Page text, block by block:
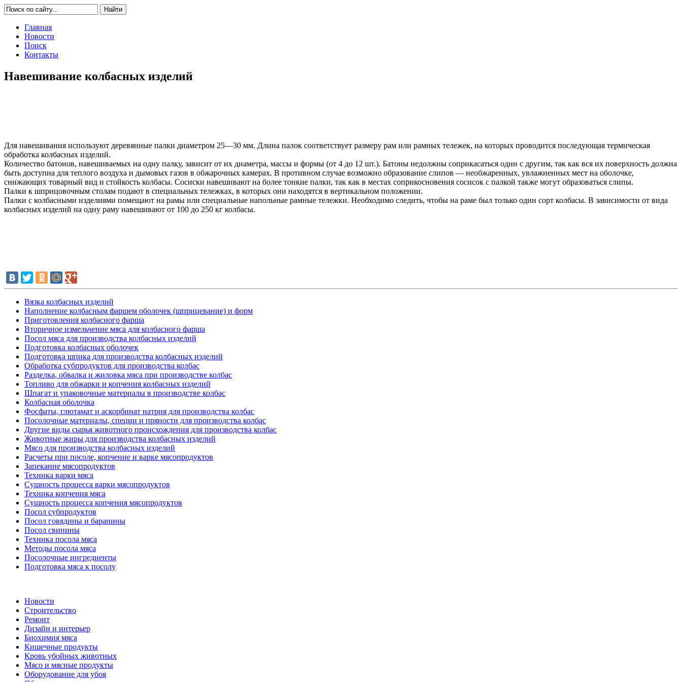
Главная
Новости
Поиск
Контакты
Навешивание колбасных изделий
Для навешивания используют деревянные палки диаметром 25—30 мм. Длина палок соответствует размеру рам или рамных тележек, на которых проводится последующая термическая
обработка колбасных изделий.
Количество батонов, навешиваемых на одну палку, зависит от их диаметра, массы и формы (от 4 до 12 шт.). Батоны недолжны соприкасаться один с другим, так как вся их поверхность должна
быть доступна для теплого воздуха и дымовых газов в обжарочных камерах. В противном случае возможно образование слипов — необжаренных, увлажненных мест на оболочке,
снижающих товарный вид и стойкость колбасы. Сосиски навешивают на более тонкие палки, так как в местах соприкосновения сосисок с палкой также могут образоваться слипы.
Палки к шприцовочным столам подают в специальных тележках, в которых они находятся в вертикальном положении.
Палки с колбасными изделиями помещают на рамы или специальные напольные рамные тележки. Необходимо следить, чтобы на раме был только один сорт колбасы. В зависимости от вида
колбасных изделий на одну раму навешивают от 100 до 250 кг колбасы.
Вязка колбасных изделий
Наполнение колбасным фаршем оболочек (шприцевание) и форм
Приготовления колбасного фарша
Вторичное измельчение мяса для колбасного фарша
Посол мяса для производства колбасных изделий
Подготовка колбасных оболочек
Подготовка шпика для производства колбасных изделий
Обработка субпродуктов для производства колбас
Разделка, обвалка и жиловка мяса при производстве колбас
Топливо для обжарки и копчения колбасных изделий
Шпагат и упаковочные материалы в производстве колбас
Колбасная оболочка
Фосфаты, глютамат и аскорбинат натрия для производства колбас
Посолочные материалы, специи и пряности для производства колбас
Другие виды сырья животного происхождения для производства колбас
Животные жиры для производства колбасных изделий
Мясо для производства колбасных изделий
Расчеты при посоле, копчение и варке мясопродуктов
Запекание мясопродуктов
Техника варки мяса
Сущность процесса варки мясопродуктов
Техника копчения мяса
Сущность процесса копчения мясопродуктов
Посол субпродуктов
Посол говядины и баранины
Посол свинины
Техника посола мяса
Методы посола мяса
Посолочные ингредиенты
Подготовка мяса к посолу
Новости
Строительство
Ремонт
Дизайн и интерьер
Биохимия мяса
Кишечные продукты
Кровь убойных животных
Мясо и мясные продукты
Оборудование для убоя